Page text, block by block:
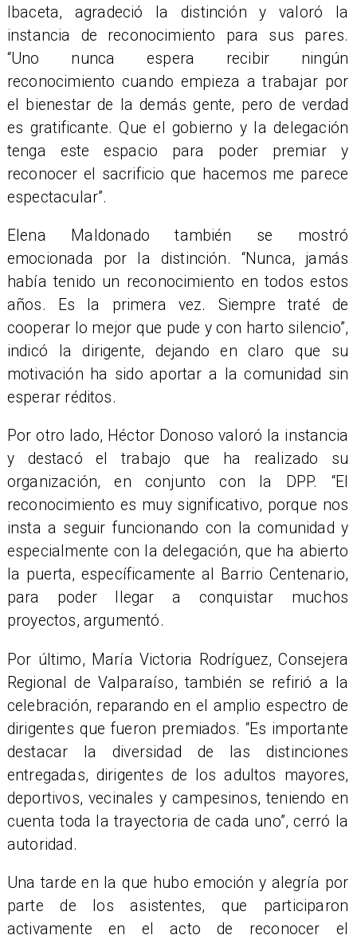
Ibaceta, agradeció la distinción y valoró la
instancia de reconocimiento para sus pares.
“Uno nunca espera recibir ningún
reconocimiento cuando empieza a trabajar por
el bienestar de la demás gente, pero de verdad
es gratificante. Que el gobierno y la delegación
tenga este espacio para poder premiar y
reconocer el sacrificio que hacemos me parece
espectacular”.
Elena Maldonado también se mostró
emocionada por la distinción. “Nunca, jamás
había tenido un reconocimiento en todos estos
años. Es la primera vez. Siempre traté de
cooperar lo mejor que pude y con harto silencio”,
indicó la dirigente, dejando en claro que su
motivación ha sido aportar a la comunidad sin
esperar réditos.
Por otro lado, Héctor Donoso valoró la instancia
y destacó el trabajo que ha realizado su
organización, en conjunto con la DPP. “El
reconocimiento es muy significativo, porque nos
insta a seguir funcionando con la comunidad y
especialmente con la delegación, que ha abierto
la puerta, específicamente al Barrio Centenario,
para poder llegar a conquistar muchos
proyectos, argumentó.
Por último, María Victoria Rodríguez, Consejera
Regional de Valparaíso, también se refirió a la
celebración, reparando en el amplio espectro de
dirigentes que fueron premiados. “Es importante
destacar la diversidad de las distinciones
entregadas, dirigentes de los adultos mayores,
deportivos, vecinales y campesinos, teniendo en
cuenta toda la trayectoria de cada uno”, cerró la
autoridad.
Una tarde en la que hubo emoción y alegría por
parte de los asistentes, que participaron
activamente en el acto de reconocer el